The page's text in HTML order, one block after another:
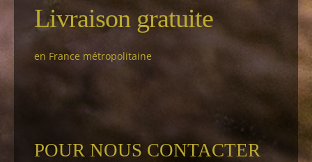
Livraison gratuite
en France métropolitaine
POUR NOUS CONTACTER